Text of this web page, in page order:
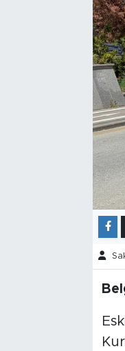
Resmi İlanlar
Foto Şaka